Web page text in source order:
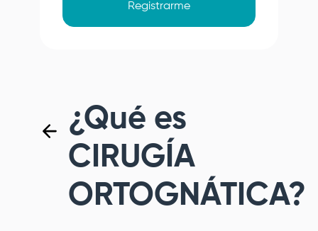
Registrarme
¿Qué es
CIRUGÍA
ORTOGNÁTICA?